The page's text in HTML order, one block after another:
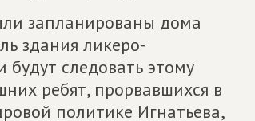
запланированы дома
здания ликеро-
следовать этому
ребят, прорвавшихся в
политике Игнатьева,